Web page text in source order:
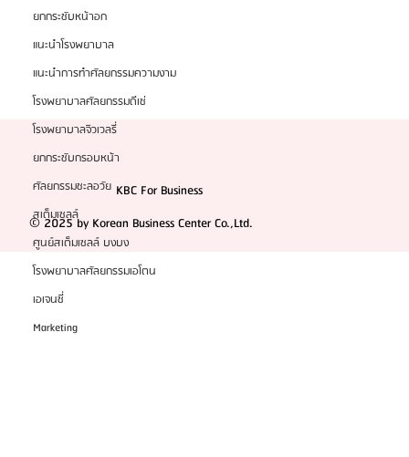
ยกกระชับหน้าอก
แนะนำโรงพยาบาล
แนะนำการทำศัลยกรรมความงาม
โรงพยาบาลศัลยกรรมดีเซ่
โรงพยาบาลจิวเวลรี่
ยกกระชับกรอบหน้า
ศัลยกรรมชะลอวัย
สเต็มเซลล์
ศูนย์สเต็มเซลล์ บงบง
โรงพยาบาลศัลยกรรมเอโตน
เอเจนซี่
Marketing
KBC For Business
© 2025 by Korean Business Center Co.,Ltd.